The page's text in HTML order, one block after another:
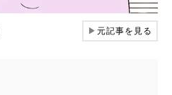
▶元記事を見る